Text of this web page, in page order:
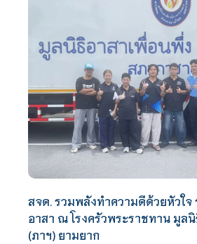
สจด. รวมพลังทำความดีด้วยหัวใจ
อาสา ณ โรงครัวพระราชทาน มูล
(ภาฯ) ยามยาก